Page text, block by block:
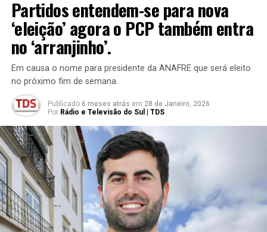
Partidos entendem-se para nova
‘eleição’ agora o PCP também entra
no ‘arranjinho’.
Em causa o nome para presidente da ANAFRE que será eleito
no próximo fim de semana.
Publicado 6 meses atrás em 28 de Janeiro, 2026
Por Rádio e Televisão do Sul | TDS